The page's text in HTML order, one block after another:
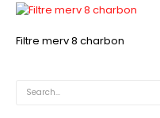
Filtre merv 8 charbon